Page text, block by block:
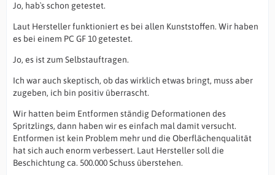
Jo, hab`s schon getestet.
Laut Hersteller funktioniert es bei allen Kunststoffen. Wir haben
es bei einem PC GF 10 getestet.
Jo, es ist zum Selbstauftragen.
Ich war auch skeptisch, ob das wirklich etwas bringt, muss aber
zugeben, ich bin positiv überrascht.
Wir hatten beim Entformen ständig Deformationen des
Spritzlings, dann haben wir es einfach mal damit versucht.
Entformen ist kein Problem mehr und die Oberflächenqualität
hat sich auch enorm verbessert. Laut Hersteller soll die
Beschichtung ca. 500.000 Schuss überstehen.